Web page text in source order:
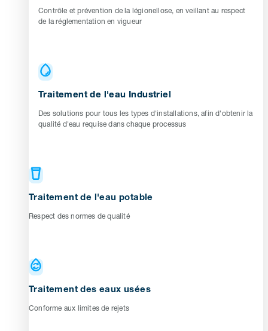
Contrôle et prévention de la légionellose, en veillant au respect
de la réglementation en vigueur
Traitement de l'eau Industriel
Des solutions pour tous les types d'installations, afin d'obtenir la
qualité d'eau requise dans chaque processus
Traitement de l'eau potable
Respect des normes de qualité
Traitement des eaux usées
Conforme aux limites de rejets